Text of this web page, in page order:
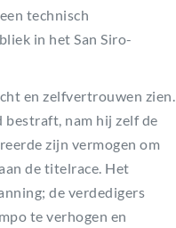
technisch
in het San Siro-
en zelfvertrouwen zien.
bestraft, nam hij zelf de
zijn vermogen om
de titelrace. Het
de verdedigers
te verhogen en